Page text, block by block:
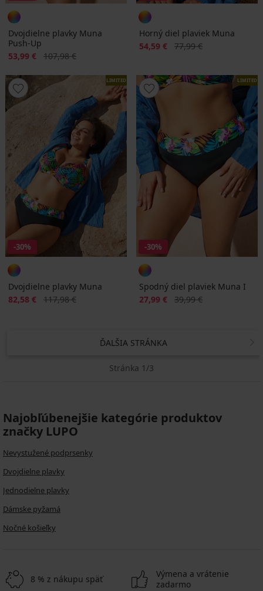
Dvojdielne plavky Muna
Push-Up
Zľava
53,99 € Pôvodná cena
107,98 €
Horný diel plaviek Muna
Zľava
54,59 € Pôvodná cena
77,99 €
LIMITED
-30%
Dvojdielne plavky Muna
Zľava
82,58 € Pôvodná cena
117,98 €
LIMITED
-30%
Spodný diel plaviek Muna I
Zľava
27,99 € Pôvodná cena
39,99 €
ĎALŠIA STRÁNKA
Stránka 1/3
Najobľúbenejšie kategórie produktov
značky LUPO
Nevystužené podprsenky
Dvojdielne plavky
Jednodielne plavky
Dámske pyžamá
Nočné košieľky
8 % z nákupu späť
Výmena a vrátenie
zadarmo